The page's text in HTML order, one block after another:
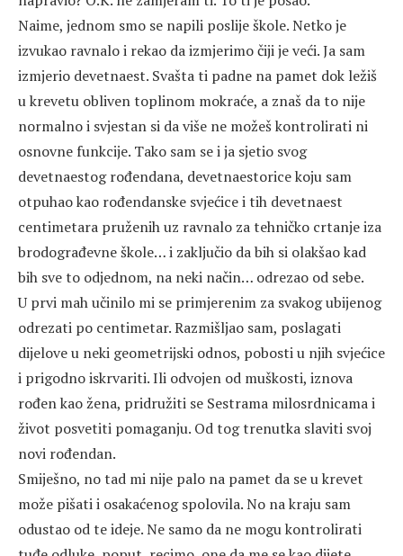
Naime, jednom smo se napili poslije škole. Netko je
izvukao ravnalo i rekao da izmjerimo čiji je veći. Ja sam
izmjerio devetnaest. Svašta ti padne na pamet dok ležiš
u krevetu obliven toplinom mokraće, a znaš da to nije
normalno i svjestan si da više ne možeš kontrolirati ni
osnovne funkcije. Tako sam se i ja sjetio svog
devetnaestog rođendana, devetnaestorice koju sam
otpuhao kao rođendanske svjećice i tih devetnaest
centimetara pruženih uz ravnalo za tehničko crtanje iza
brodograđevne škole… i zaključio da bih si olakšao kad
bih sve to odjednom, na neki način… odrezao od sebe.
U prvi mah učinilo mi se primjerenim za svakog ubijenog
odrezati po centimetar. Razmišljao sam, poslagati
dijelove u neki geometrijski odnos, pobosti u njih svjećice
i prigodno iskrvariti. Ili odvojen od muškosti, iznova
rođen kao žena, pridružiti se Sestrama milosrdnicama i
život posvetiti pomaganju. Od tog trenutka slaviti svoj
novi rođendan.
Smiješno, no tad mi nije palo na pamet da se u krevet
može pišati i osakaćenog spolovila. No na kraju sam
odustao od te ideje. Ne samo da ne mogu kontrolirati